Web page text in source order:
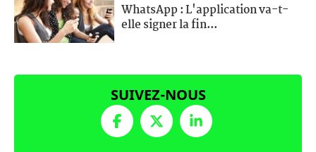
WhatsApp : L'application va-t-
elle signer la fin...
SUIVEZ-NOUS